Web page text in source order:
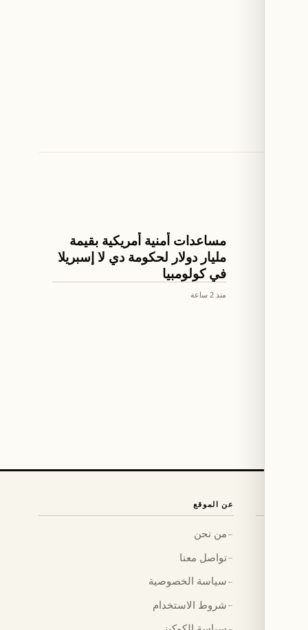
مساعدات أمنية أمريكية بقيمة
مليار دولار لحكومة دي لا إسبريلا
في كولومبيا
منذ 2 ساعة
عن الموقع
← من نحن
←تواصل معنا
← سياسة الخصوصية
← شروط الاستخدام
←